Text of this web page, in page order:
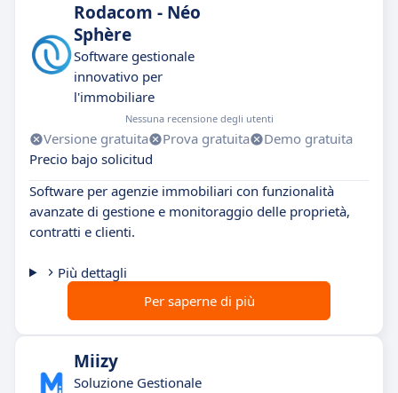
Rodacom - Néo
Sphère
Software gestionale
innovativo per
l'immobiliare
Nessuna recensione degli utenti
Versione gratuita Prova gratuita
Demo gratuita
Precio bajo solicitud
Software per agenzie immobiliari con funzionalità
avanzate di gestione e monitoraggio delle proprietà,
contratti e clienti.
Più dettagli
Per saperne di più
Miizy
Soluzione Gestionale